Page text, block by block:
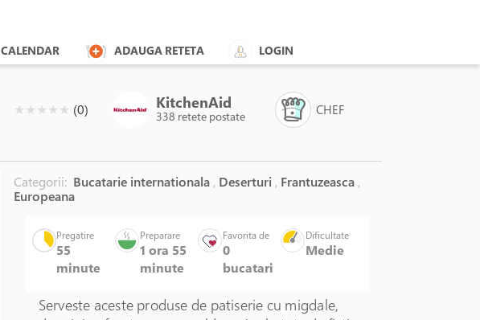
CALENDAR ADAUGA RETETA LOGIN
( )
★( )
★( )
★( )
★( )
★ (0) KitchenAid
338 retete postate CHEF
Categorii: Bucatarie internationala , Deserturi , Frantuzeasca ,
Europeana
Pregatire
55
minute
Preparare
1 ora 55
minute
Favorita de
0
bucatari
Dificultate
Medie
Serveste aceste produse de patiserie cu migdale,